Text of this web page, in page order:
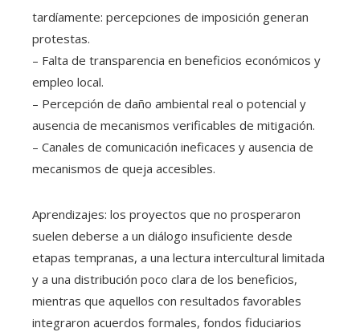
tardíamente: percepciones de imposición generan
protestas.
– Falta de transparencia en beneficios económicos y
empleo local.
– Percepción de daño ambiental real o potencial y
ausencia de mecanismos verificables de mitigación.
– Canales de comunicación ineficaces y ausencia de
mecanismos de queja accesibles.
Aprendizajes: los proyectos que no prosperaron
suelen deberse a un diálogo insuficiente desde
etapas tempranas, a una lectura intercultural limitada
y a una distribución poco clara de los beneficios,
mientras que aquellos con resultados favorables
integraron acuerdos formales, fondos fiduciarios